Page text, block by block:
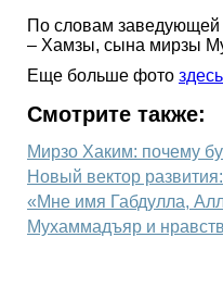
По словам заведующей
– Хамзы, сына мирзы
Еще больше фото
Смотрите также:
Мирзо Хаким: почему
Новый вектор
«Мне имя Габдулла,
Мухаммадъяр и